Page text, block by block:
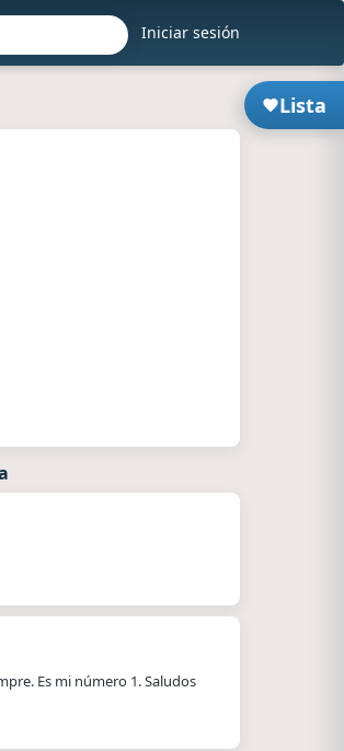
Iniciar sesión
Lista
Es mi número 1. Saludos